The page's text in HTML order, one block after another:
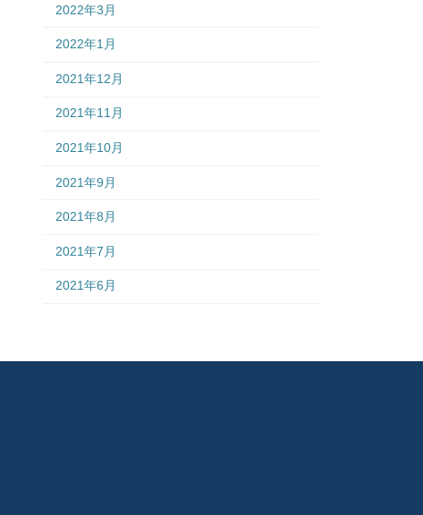
2022年3月
2022年1月
2021年12月
2021年11月
2021年10月
2021年9月
2021年8月
2021年7月
2021年6月